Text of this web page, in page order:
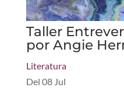
Taller
por Angie
Literatura
Del 08 Jul